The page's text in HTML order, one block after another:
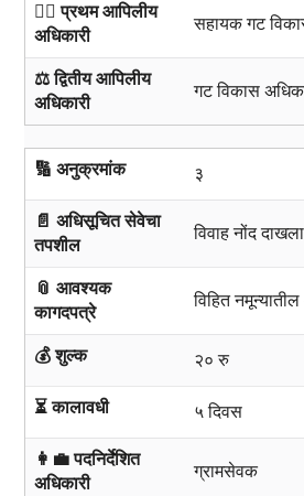
🧑‍⚖️ प्रथम आपिलीय
अधिकारी
सहायक गट
⚖️ द्वितीय आपिलीय
अधिकारी
गट विकास
🔢 अनुक्रमांक ३
📄 अधिसूचित सेवेचा
तपशील
विवाह नोंद दाखला
📎 आवश्यक
कागदपत्रे
विहित
💰 शुल्क २० रु
⏳ कालावधी ५ दिवस
👩‍💼 पदनिर्देशित
अधिकारी
ग्रामसेवक